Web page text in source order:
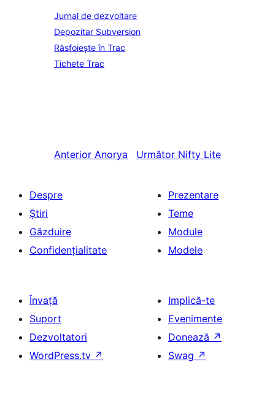
Jurnal de dezvoltare
Depozitar Subversion
Răsfoiește în Trac
Tichete Trac
Anterior Anorya Următor Nifty Lite
Despre
Știri
Găzduire
Confidențialitate
Prezentare
Teme
Module
Modele
Învață
Suport
Dezvoltatori
WordPress.tv ↗
Implică-te
Evenimente
Donează ↗
Swag ↗